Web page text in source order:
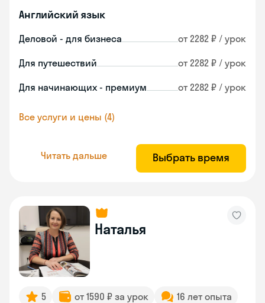
Английский язык
Деловой - для бизнеса от 2282 ₽ / урок
Для путешествий от 2282 ₽ / урок
Для начинающих - премиум от 2282 ₽ / урок
Все услуги и цены (4)
Читать дальше Выбрать время
Наталья
5 от 1590 ₽ за урок
16 лет опыта